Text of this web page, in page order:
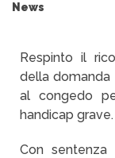
News
Respinto il
della
al congedo
handicap grave.
Con